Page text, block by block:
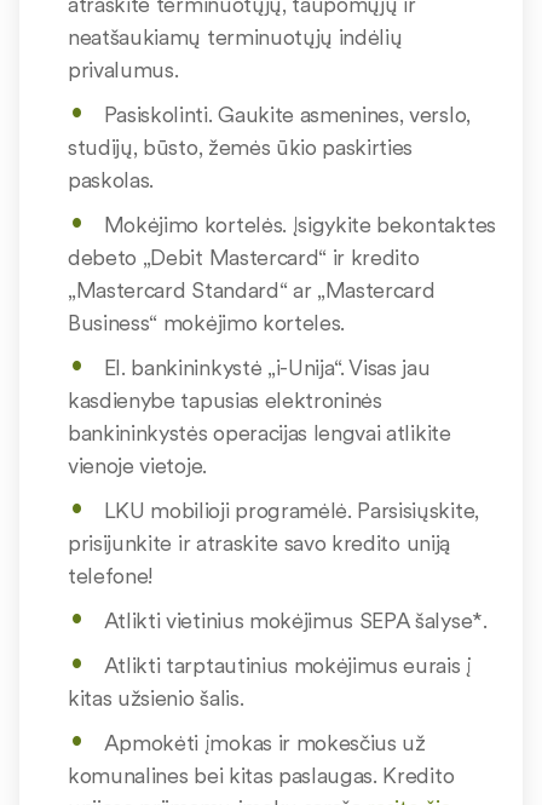
neatšaukiamų terminuotųjų indėlių
privalumus.
Pasiskolinti. Gaukite asmenines, verslo,
studijų, būsto, žemės ūkio paskirties
paskolas.
Mokėjimo kortelės. Įsigykite bekontaktes
debeto „Debit Mastercard“ ir kredito
„Mastercard Standard“ ar „Mastercard
Business“ mokėjimo korteles.
El. bankininkystė „i-Unija“. Visas jau
kasdienybe tapusias elektroninės
bankininkystės operacijas lengvai atlikite
vienoje vietoje.
LKU mobilioji programėlė. Parsisiųskite,
prisijunkite ir atraskite savo kredito uniją
telefone!
Atlikti vietinius mokėjimus SEPA šalyse*.
Atlikti tarptautinius mokėjimus eurais į
kitas užsienio šalis.
Apmokėti įmokas ir mokesčius už
komunalines bei kitas paslaugas. Kredito